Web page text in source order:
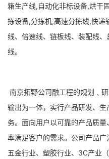
箱生产线,自动化非标设备,烘干
拣设备,分拣机,高速分拣线,快
线、倍速线、链板线、装配线
线。
南京拓野公司融工程的规划﹑
输出为一体，实行产品研发、
务。面向用户以可靠的产品质
率满足客户的需求。公司产品广
五金行业、塑胶行业、3C产业